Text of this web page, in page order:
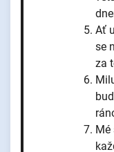
Ať
se
za